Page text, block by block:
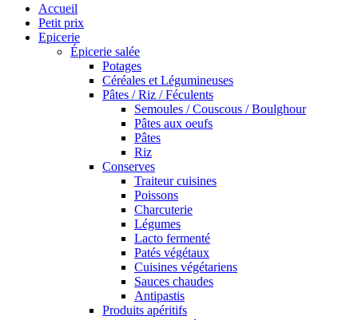
Accueil
Petit prix
Epicerie
Épicerie salée
Potages
Céréales et Légumineuses
Pâtes / Riz / Féculents
Semoules / Couscous / Boulghour
Pâtes aux oeufs
Pâtes
Riz
Conserves
Traiteur cuisines
Poissons
Charcuterie
Légumes
Lacto fermenté
Patés végétaux
Cuisines végétariens
Sauces chaudes
Antipastis
Produits apéritifs